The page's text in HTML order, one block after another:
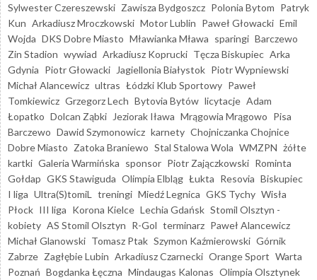
Sylwester Czereszewski Zawisza Bydgoszcz Polonia Bytom Patryk
Kun Arkadiusz Mroczkowski Motor Lublin Paweł Głowacki Emil
Wojda DKS Dobre Miasto Mławianka Mława sparingi Barczewo
Zin Stadion wywiad Arkadiusz Koprucki Tęcza Biskupiec Arka
Gdynia Piotr Głowacki Jagiellonia Białystok Piotr Wypniewski
Michał Alancewicz ultras Łódzki Klub Sportowy Paweł
Tomkiewicz Grzegorz Lech Bytovia Bytów licytacje Adam
Łopatko Dolcan Ząbki Jeziorak Iława Mrągowia Mrągowo Pisa
Barczewo Dawid Szymonowicz karnety Chojniczanka Chojnice
Dobre Miasto Zatoka Braniewo Stal Stalowa Wola WMZPN żółte
kartki Galeria Warmińska sponsor Piotr Zajączkowski Rominta
Gołdap GKS Stawiguda Olimpia Elbląg Łukta Resovia Biskupiec
I liga Ultra(S)tomiL treningi Miedź Legnica GKS Tychy Wisła
Płock III liga Korona Kielce Lechia Gdańsk Stomil Olsztyn -
kobiety AS Stomil Olsztyn R-Gol terminarz Paweł Alancewicz
Michał Glanowski Tomasz Ptak Szymon Kaźmierowski Górnik
Zabrze Zagłębie Lubin Arkadiusz Czarnecki Orange Sport Warta
Poznań Bogdanka Łęczna Mindaugas Kalonas Olimpia Olsztynek